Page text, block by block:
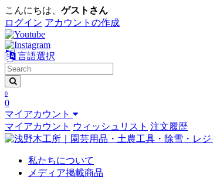
こんにちは、 ゲストさん
ログイン アカウントの作成
言語選択
0
0
マイアカウント
マイアカウント ウィッシュリスト 注文履歴
私たちについて
メディア掲載商品